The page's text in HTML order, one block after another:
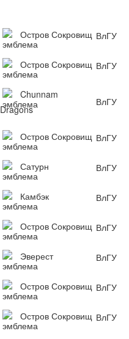
Остров Сокровищ ВлГУ
Остров Сокровищ ВлГУ
Chunnam
Dragons
ВлГУ
Остров Сокровищ ВлГУ
Сатурн
ВлГУ
Камбэк
ВлГУ
Остров Сокровищ ВлГУ
Эверест
ВлГУ
Остров Сокровищ ВлГУ
Остров Сокровищ ВлГУ